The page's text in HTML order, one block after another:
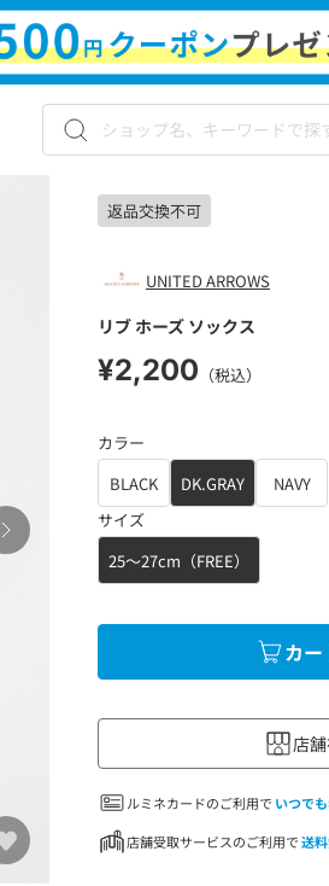
返品交換不可
UNITED ARROWS
リブ ホーズ ソックス
¥2,200 （税込）
カラー
BLACK
DK.GRAY
NAVY
サイズ
25～27cm（FREE）
カ
店
ルミネカードのご利用で いつでも
店舗受取サービスのご利用で送